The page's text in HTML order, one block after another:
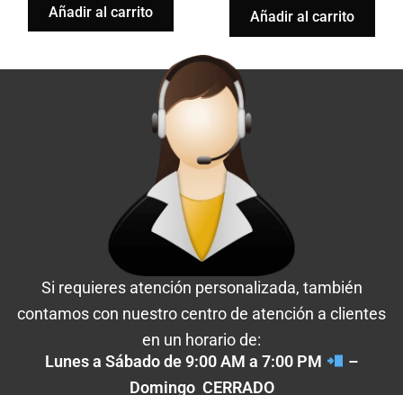
Añadir al carrito Añadir al carrito
Si requieres atención personalizada, también
contamos con nuestro centro de atención a clientes
en un horario de:
Lunes a Sábado de 9:00 AM a 7:00 PM
–
Domingo CERRADO